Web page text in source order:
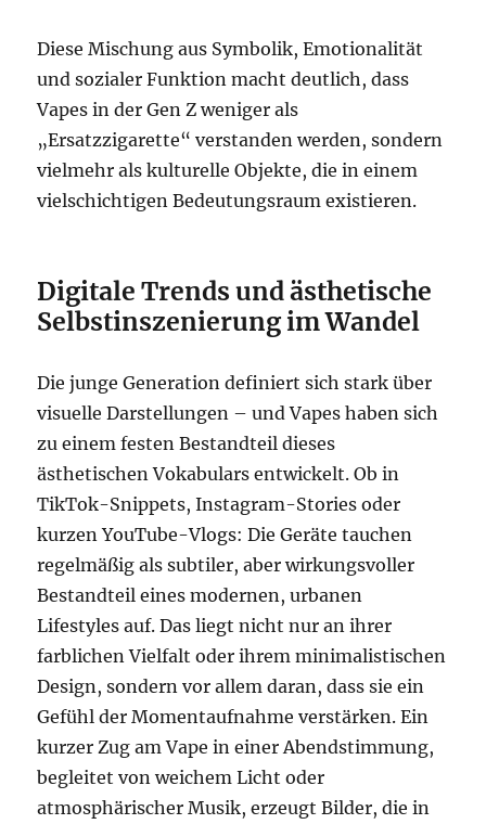
Diese Mischung aus Symbolik, Emotionalität
und sozialer Funktion macht deutlich, dass
Vapes in der Gen Z weniger als
„Ersatzzigarette“ verstanden werden, sondern
vielmehr als kulturelle Objekte, die in einem
vielschichtigen Bedeutungsraum existieren.
Digitale Trends und ästhetische
Selbstinszenierungim Wandel
Die junge Generation definiert sich stark über
visuelle Darstellungen – und Vapes haben sich
zu einem festen Bestandteil dieses
ästhetischen Vokabulars entwickelt. Ob in
TikTok-Snippets, Instagram-Stories oder
kurzen YouTube-Vlogs: Die Geräte tauchen
regelmäßig als subtiler, aber wirkungsvoller
Bestandteil eines modernen, urbanen
Lifestyles auf. Das liegt nicht nur an ihrer
farblichen Vielfalt oder ihrem minimalistischen
Design, sondern vor allem daran, dass sie ein
Gefühl der Momentaufnahme verstärken. Ein
kurzer Zug am Vape in einer Abendstimmung,
begleitet von weichem Licht oder
atmosphärischer Musik, erzeugt Bilder, die in